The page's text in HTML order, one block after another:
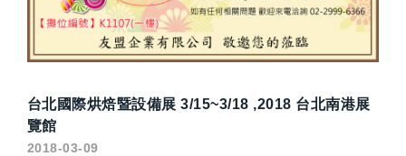
台北國際烘焙暨設備展 3/15~3/18 ,2018 台北南港展
覽館
2018-03-09